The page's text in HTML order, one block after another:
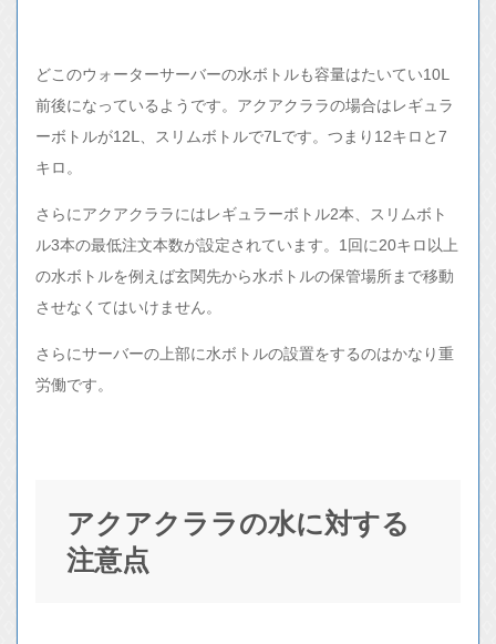
どこのウォーターサーバーの水ボトルも容量はたいてい10Ⅼ
前後になっているようです。アクアクララの場合はレギュラ
ーボトルが12Ⅼ、スリムボトルで7Ⅼです。つまり12キロと7
キロ。
さらにアクアクララにはレギュラーボトル2本、スリムボト
ル3本の最低注文本数が設定されています。1回に20キロ以上
の水ボトルを例えば玄関先から水ボトルの保管場所まで移動
させなくてはいけません。
さらにサーバーの上部に水ボトルの設置をするのはかなり重
労働です。
アクアクララの水に対する
注意点